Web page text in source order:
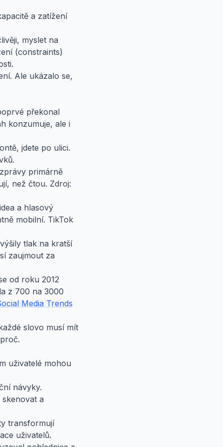
a zatížení
myslet na
(constraints)
Ale ukázalo se,
překonal
konzumuje, ale i
jdete po ulici.
primárně
než čtou. Zdroj:
a hlasový
mobilní. TikTok
tlak na kratší
zaujmout za
od roku 2012
z 700 na 3000
Media Trends
slovo musí mít
uživatelé mohou
návyky.
a
transformují
uživatelů.